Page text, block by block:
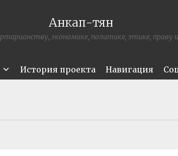
Анкап-тян
экономике, политике, этике, праву
История проекта Навигация